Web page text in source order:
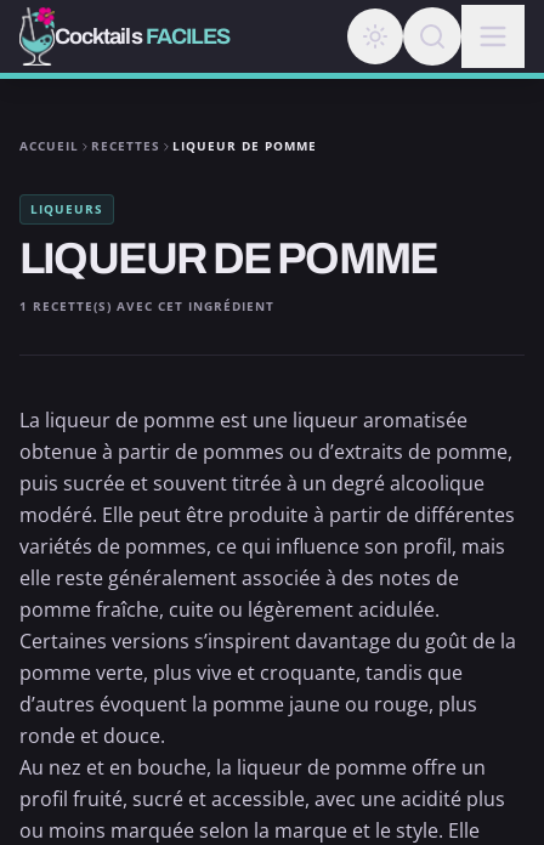
CocktailsFACILES
ACCUEIL RECETTES LIQUEUR DE POMME
LIQUEURS
LIQUEUR DE POMME
1 RECETTE(S) AVEC CET INGRÉDIENT
La liqueur de pomme est une liqueur aromatisée
obtenue à partir de pommes ou d’extraits de pomme,
puis sucrée et souvent titrée à un degré alcoolique
modéré. Elle peut être produite à partir de différentes
variétés de pommes, ce qui influence son profil, mais
elle reste généralement associée à des notes de
pomme fraîche, cuite ou légèrement acidulée.
Certaines versions s’inspirent davantage du goût de la
pomme verte, plus vive et croquante, tandis que
d’autres évoquent la pomme jaune ou rouge, plus
ronde et douce.
Au nez et en bouche, la liqueur de pomme offre un
profil fruité, sucré et accessible, avec une acidité plus
ou moins marquée selon la marque et le style. Elle